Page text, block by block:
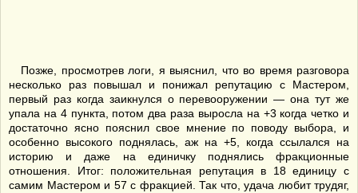
Позже, просмотрев логи, я выяснил, что во время разговора
несколько раз повышал и понижал репутацию с Мастером,
первый раз когда заикнулся о перевооружении — она тут же
упала на 4 пункта, потом два раза выросла на +3 когда четко и
достаточно ясно пояснил свое мнение по поводу выбора, и
особенно высокого поднялась, аж на +5, когда ссылался на
историю и даже на единичку поднялись фракционные
отношения. Итог: положительная репутация в 18 единицу с
самим Мастером и 57 с фракцией. Так что, удача любит трудяг,